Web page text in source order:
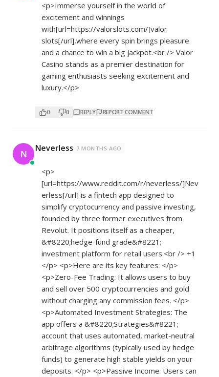
<p>Immerse yourself in the world of
excitement and winnings
with[url=https://valorslots.com/]valor
slots[/url],where every spin brings pleasure
and a chance to win a big jackpot.<br /> Valor
Casino stands as a premier destination for
gaming enthusiasts seeking excitement and
luxury.</p>
0 0 REPLY REPORT COMMENT
N Neverless 7 MONTHS AGO
<p>
[url=https://www.reddit.com/r/neverless/]Nev
erless[/url] is a fintech app designed to
simplify cryptocurrency and passive investing,
founded by three former executives from
Revolut. It positions itself as a cheaper,
&#8220;hedge-fund grade&#8221;
investment platform for retail users.<br /> +1
</p> <p>Here are its key features: </p>
<p>Zero-Fee Trading: It allows users to buy
and sell over 500 cryptocurrencies and gold
without charging any commission fees. </p>
<p>Automated Investment Strategies: The
app offers a &#8220;Strategies&#8221;
account that uses automated, market-neutral
arbitrage algorithms (typically used by hedge
funds) to generate high stable yields on your
deposits. </p> <p>Passive Income: Users can